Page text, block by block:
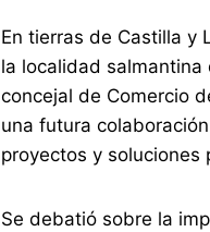
En tierras de Castilla y
la localidad salmantina
concejal de Comercio
una futura
proyectos y
Se debatió sobre la